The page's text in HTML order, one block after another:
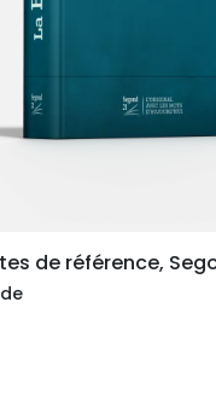
de référence,